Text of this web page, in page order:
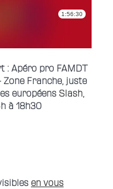
: Apéro pro FAMDT
Zone Franche, juste
européens Slash,
à 18h30
en vous